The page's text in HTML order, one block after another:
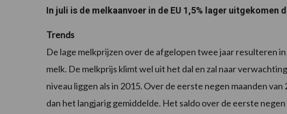
In juli is de melkaanvoer in de EU 1,5% lager uitgekomen
Trends
De lage melkprijzen over de afgelopen twee jaar resulteren
melk. De melkprijs klimt wel uit het dal en zal naar
niveau liggen als in 2015. Over de eerste negen maanden
dan het langjarig gemiddelde. Het saldo over de eerste